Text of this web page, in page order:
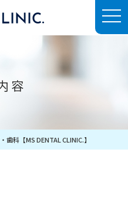
t
o
i
容
科【MS DENTAL CLINIC.】